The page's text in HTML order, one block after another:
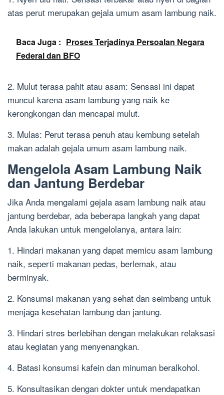
atas perut merupakan gejala umum asam lambung naik.
Baca Juga : Proses Terjadinya Persoalan Negara
Federal dan BFO
2. Mulut terasa pahit atau asam: Sensasi ini dapat
muncul karena asam lambung yang naik ke
kerongkongan dan mencapai mulut.
3. Mulas: Perut terasa penuh atau kembung setelah
makan adalah gejala umum asam lambung naik.
Mengelola Asam Lambung Naik
dan Jantung Berdebar
Jika Anda mengalami gejala asam lambung naik atau
jantung berdebar, ada beberapa langkah yang dapat
Anda lakukan untuk mengelolanya, antara lain:
1. Hindari makanan yang dapat memicu asam lambung
naik, seperti makanan pedas, berlemak, atau
berminyak.
2. Konsumsi makanan yang sehat dan seimbang untuk
menjaga kesehatan lambung dan jantung.
3. Hindari stres berlebihan dengan melakukan relaksasi
atau kegiatan yang menyenangkan.
4. Batasi konsumsi kafein dan minuman beralkohol.
5. Konsultasikan dengan dokter untuk mendapatkan